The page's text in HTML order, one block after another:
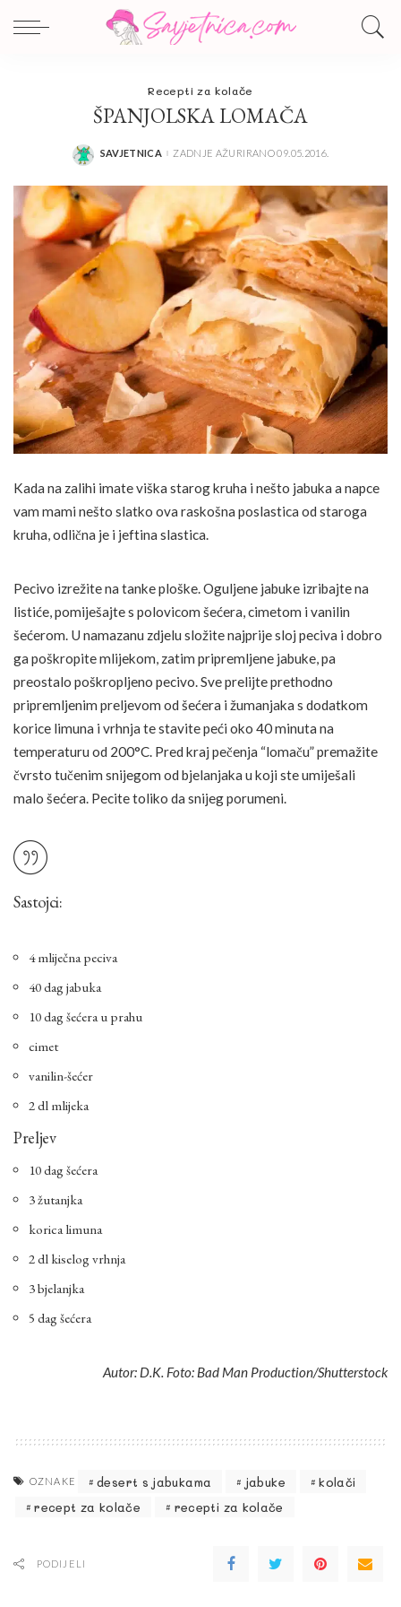
Recepti za kolače
ŠPANJOLSKA LOMAČA
POSTED
SAVJETNICA ZADNJE AŽURIRANO 09.05.2016.
Kada na zalihi imate viška starog kruha i nešto jabuka a napce
vam mami nešto slatko ova raskošna poslastica od staroga
kruha, odlična je i jeftina slastica.
Pecivo izrežite na tanke ploške. Oguljene jabuke izribajte na
listiće, pomiješajte s polovicom šećera, cimetom i vanilin
šećerom. U namazanu zdjelu složite najprije sloj peciva i dobro
ga poškropite mlijekom, zatim pripremljene jabuke, pa
preostalo poškropljeno pecivo. Sve prelijte prethodno
pripremljenim preljevom od šećera i žumanjaka s dodatkom
korice limuna i vrhnja te stavite peći oko 40 minuta na
temperaturu od 200°C. Pred kraj pečenja “lomaču” premažite
čvrsto tučenim snijegom od bjelanjaka u koji ste umiješali
malo šećera. Pecite toliko da snijeg porumeni.
Sastojci:
4 mliječna peciva
40 dag jabuka
10 dag šećera u prahu
cimet
vanilin-šećer
2 dl mlijeka
Preljev
10 dag šećera
3 žutanjka
korica limuna
2 dl kiselog vrhnja
3 bjelanjka
5 dag šećera
Autor: D.K. Foto: Bad Man Production/Shutterstock
OZNAKE desert s jabukama jabuke
kolači
recept za kolače
recepti za kolače
PODIJELI